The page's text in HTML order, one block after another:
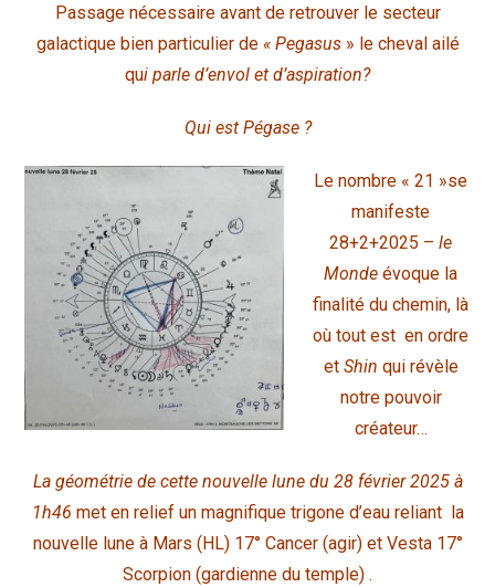
Passage nécessaire avant de retrouver le secteur
galactique bien particulier de « Pegasus» le cheval ailé
qui parle d’envol et d’aspiration?
Qui est Pégase ?
Le nombre « 21 »se
manifeste
28+2+2025 – le
Monde évoque la
finalité du chemin, là
où tout est en ordre
et Shin qui révèle
notre pouvoir
créateur…
La géométrie de cette nouvelle lune du 28 février 2025 à
1h46 met en relief un magnifique trigone d’eau reliant la
nouvelle lune à Mars (HL) 17° Cancer (agir) et Vesta 17°
Scorpion (gardienne du temple) .